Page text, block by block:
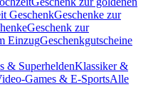
GeschenkGeschenke zur
Geschenk zur
EinzugGeschenkgutscheine
& SuperheldenKlassiker &
Games & E-SportsAlle